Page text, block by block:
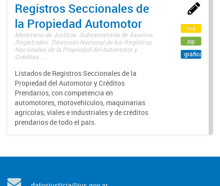
Registros Seccionales de
la Propiedad Automotor
Ministerio de Justicia. Subsecretaría de Asuntos
Registrales. Dirección Nacional de los Registros
Nacionales de la Propiedad del Automotor y
Créditos ...
Listados de Registros Seccionales de la
Propiedad del Automotor y Créditos
Prendarios, con competencia en
automotores, motovehículos, maquinarias
agrícolas, viales e industriales y de créditos
prendarios de todo el país.
csv
zip
gráfico